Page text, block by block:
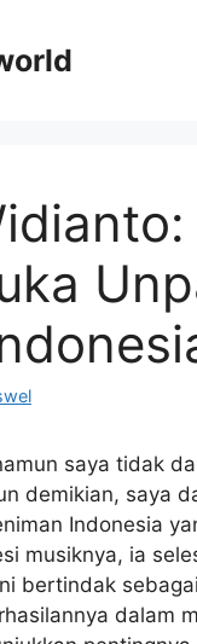
saya tidak
demikian, saya
Indonesia
musiknya, ia
bertindak
dalam